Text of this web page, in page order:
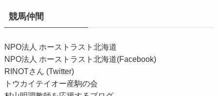
競馬仲間
NPO法人 ホーストラスト北海道
NPO法人 ホーストラスト北海道(Facebook)
RINOTさん (Twitter)
トウカイテイオー産駒の会